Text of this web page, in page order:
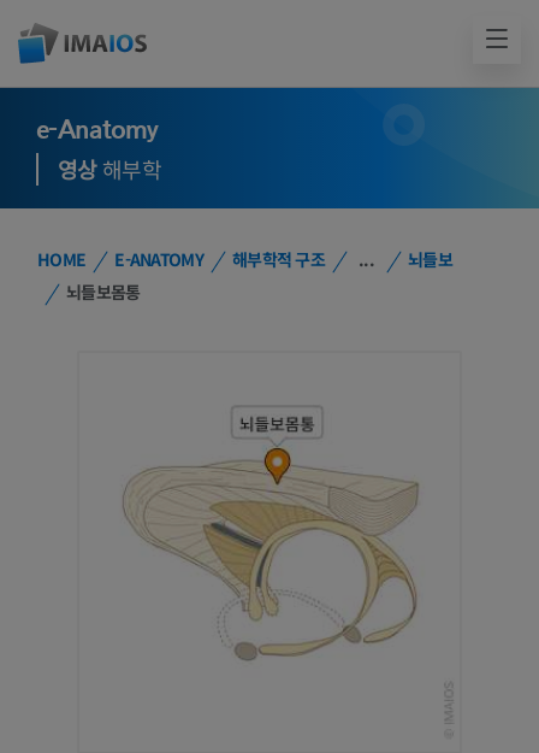
e-Anatomy
영상해부학
HOME E-ANATOMY 해부학적 구조 ...
뇌들보
뇌들보몸통